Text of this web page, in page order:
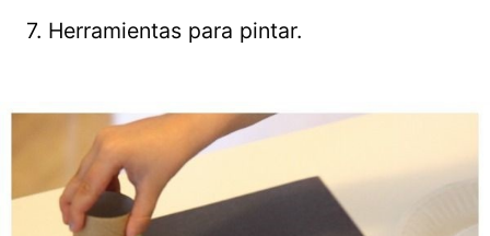
7. Herramientas para pintar.